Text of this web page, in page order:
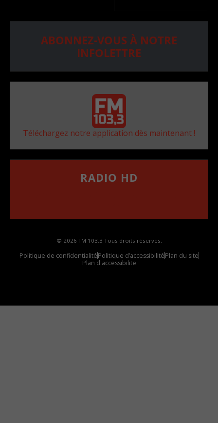
ABONNEZ-VOUS À NOTRE
INFOLETTRE
Téléchargez notre application dès maintenant !
RADIO HD
© 2026 FM 103,3 Tous droits réservés.
Politique de confidentialitéPolitique d’accessibilitéPlan du site
Plan d'accessibilite